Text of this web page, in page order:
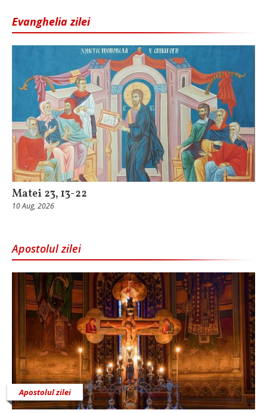
Evanghelia zilei
Matei 23, 13-22
10 Aug, 2026
Apostolul zilei
Apostolul zilei